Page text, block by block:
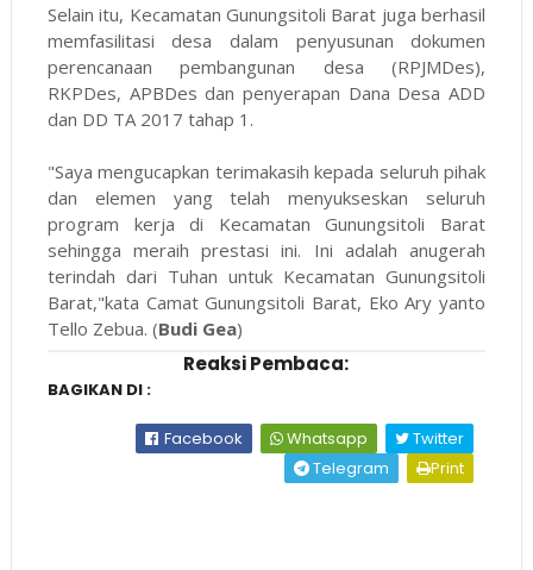
Selain itu, Kecamatan Gunungsitoli Barat juga berhasil
memfasilitasi desa dalam penyusunan dokumen
perencanaan pembangunan desa (RPJMDes),
RKPDes, APBDes dan penyerapan Dana Desa ADD
dan DD TA 2017 tahap 1.
"Saya mengucapkan terimakasih kepada seluruh pihak
dan elemen yang telah menyukseskan seluruh
program kerja di Kecamatan Gunungsitoli Barat
sehingga meraih prestasi ini. Ini adalah anugerah
terindah dari Tuhan untuk Kecamatan Gunungsitoli
Barat,"kata Camat Gunungsitoli Barat, Eko Ary yanto
Tello Zebua. (Budi Gea)
Reaksi Pembaca:
BAGIKAN DI :
Facebook Whatsapp
Twitter
Telegram
Print